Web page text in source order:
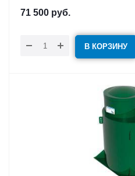
71 500 руб.
В КОРЗИНУ